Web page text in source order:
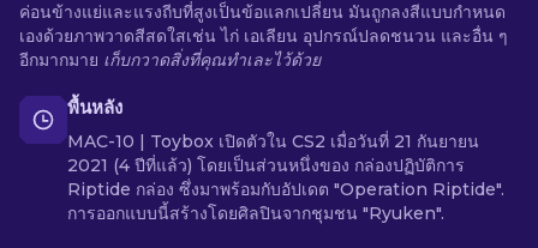
ค่อนข้างแย่และแรงถีบที่สูงเป็นข้อแลกเปลี่ยน มันถูกลงสีแบบกำหนด
เองด้วยภาพวาดสีสดใสเช่น ไก่ เอเลียน อุปกรณ์ปลดชนวน และอื่น ๆ
อีกมากมาย เก็บกวาดสิ่งที่คุณทำเละไว้ด้วย
พื้นหลัง
MAC-10 | Toybox เปิดตัวใน CS2 เมื่อวันที่ 21 กันยายน
2021 (4 ปีที่แล้ว) โดยเป็นส่วนหนึ่งของ กล่องปฏิบัติการ
Riptide กล่อง ซึ่งมาพร้อมกับอัปเดต "Operation Riptide".
การออกแบบนี้สร้างโดยศิลปินจากชุมชน "Ryuken".